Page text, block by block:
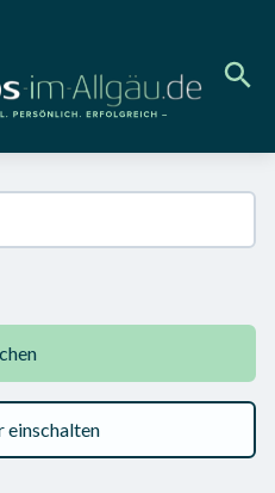
einschalten